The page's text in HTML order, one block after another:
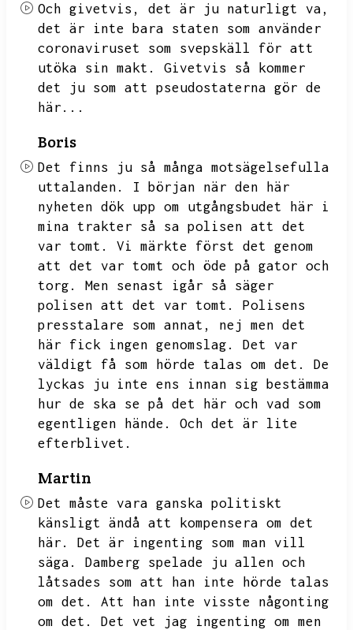
Och givetvis,
det är ju naturligt va,
det är inte bara staten som använder
coronaviruset som svepskäll för att
utöka sin makt.
Givetvis så kommer
det ju som att pseudostaterna gör de
här...
Boris
Det finns ju så många motsägelsefulla
uttalanden.
I början när den här
nyheten dök upp om utgångsbudet här i
mina trakter så sa polisen att det
var tomt.
Vi märkte först det genom
att det var tomt och öde på gator och
torg.
Men senast igår så säger
polisen att det var tomt.
Polisens
presstalare som annat,
nej men det
här fick ingen genomslag.
Det var
väldigt få som hörde talas om det.
De
lyckas ju inte ens innan sig bestämma
hur de ska se på det här och vad som
egentligen hände.
Och det är lite
efterblivet.
Martin
Det måste vara ganska politiskt
känsligt ändå att kompensera om det
här.
Det är ingenting som man vill
säga.
Damberg spelade ju allen och
låtsades som att han inte hörde talas
om det.
Att han inte visste någonting
om det.
Det vet jag ingenting om men